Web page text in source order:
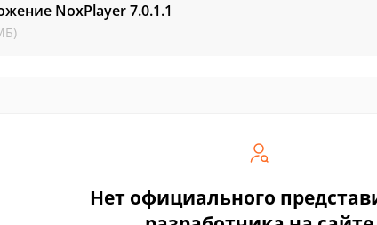
NoxPlayer7.0.1.1
Нет официального